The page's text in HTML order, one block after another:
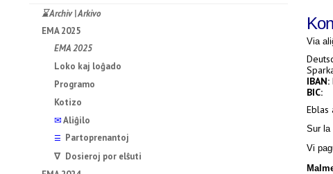
⌛ Archiv | Arkivo
EMA 2025
EMA 2025
Loko kaj loĝado
Programo
Kotizo
✉Aliĝilo
☰ Partoprenantoj
∇ Dosieroj por elŝuti
Via
IBAN:
BIC:
Eblas
Sur la
Vi